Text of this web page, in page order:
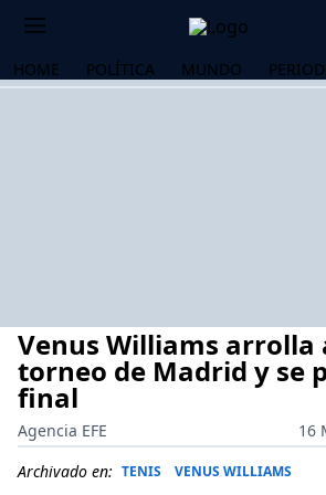
HOME POLÍTICA MUNDO
Venus Williams arrolla
torneo de Madrid y se
final
Agencia EFE
16
Archivado en: TENIS VENUS WILLIAMS